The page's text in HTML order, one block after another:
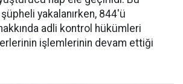
yakalanırken, 844'ü
adli kontrol hükümleri
işlemlerinin devam ettiği